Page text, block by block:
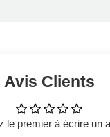
Avis Clients
le premier à écrire un